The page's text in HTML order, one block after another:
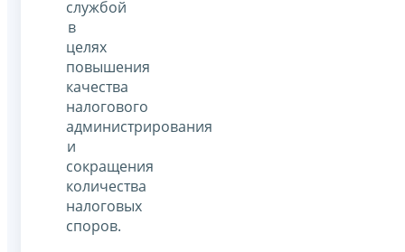
службой
в
целях
повышения
качества
налогового
администрирования
и
сокращения
количества
налоговых
споров.